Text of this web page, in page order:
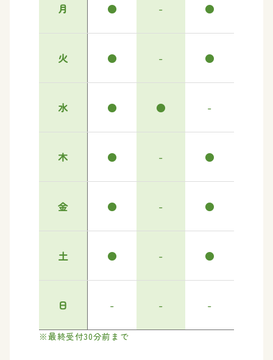
月 ● - ●
火 ● - ●
水 ● ● -
木 ● - ●
金 ● - ●
土 ● - ●
日 - - -
最終受付30分前まで